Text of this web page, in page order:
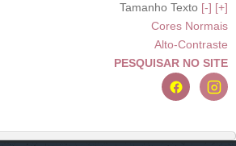
Tamanho Texto [-] [+]
Cores Normais
Alto-Contraste
PESQUISAR NO SITE